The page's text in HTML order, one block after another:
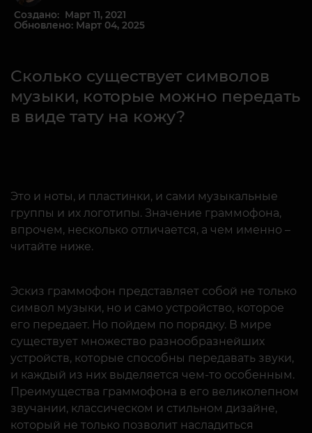
Создано: Март 11, 2021
Обновлено: Март 04, 2025
Сколько существует символов
музыки, которые можно передать
в виде тату на кожу?
Это и ноты, и пластинки, и сами музыкальные
группы и их логотипы. Значение граммофона,
впрочем, несколько отличается, а чем именно –
читайте ниже.
Эскиз граммофон представляет собой не только
символ музыки, но и само устройство, которое
его передает. Но пойдем по порядку. В мире
существует множество разнообразнейших
устройств, которые способны передавать звуки,
и каждый из них выделяется чем-то особенным.
Преимущества граммофона в его великолепном
звучании, классическом и стильном дизайне,
который не только позволит насладиться